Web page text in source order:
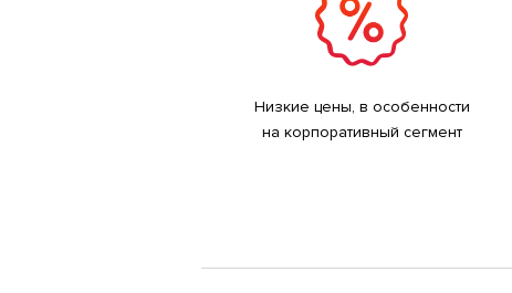
Низкие цены, в особенности
на корпоративный сегмент